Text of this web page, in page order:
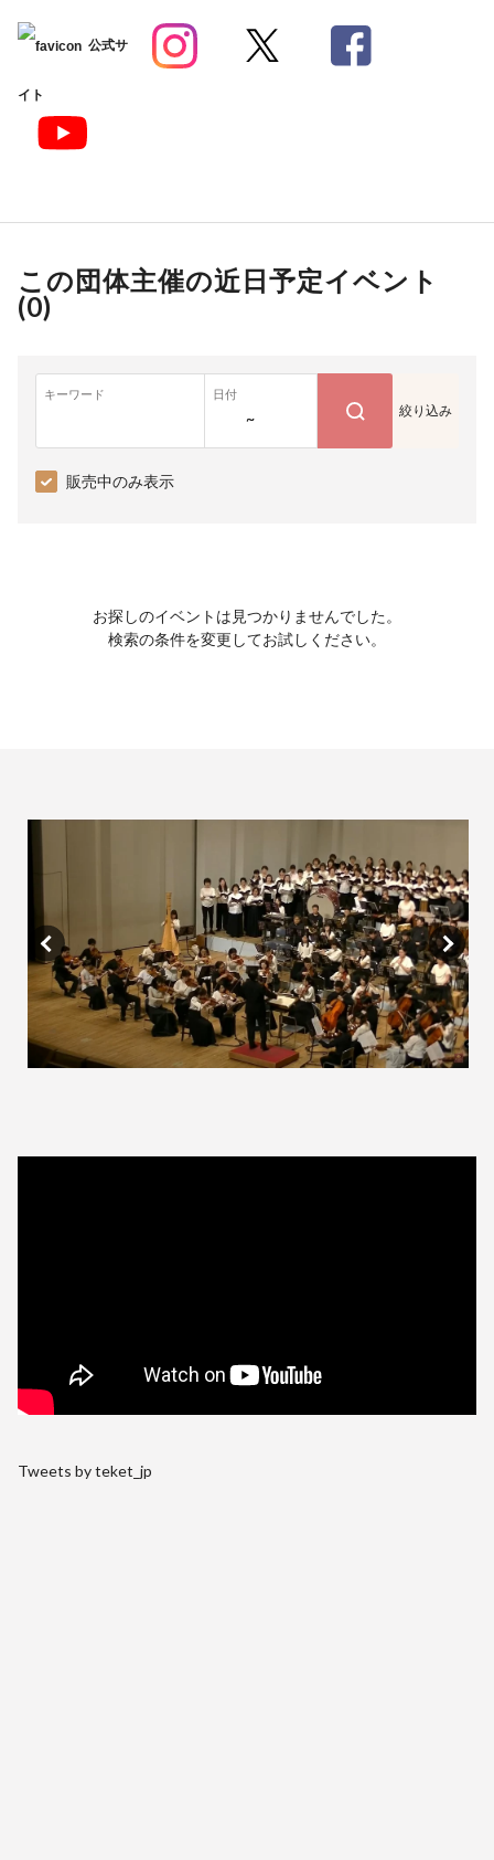
公式サ
イト
この団体主催の近日予定イベント
(0)
キーワード 日付
~ 絞り込み
販売中のみ表示
お探しのイベントは見つかりませんでした。
検索の条件を変更してお試しください。
Tweets by teket_jp